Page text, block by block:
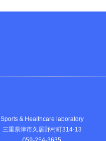
Sports & Healthcare laboratory
三重県津市久居野村町314-13